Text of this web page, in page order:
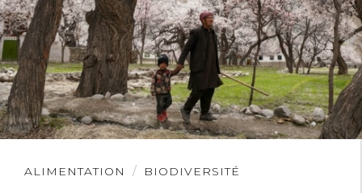
ALIMENTATION BIODIVERSITÉ
Lire